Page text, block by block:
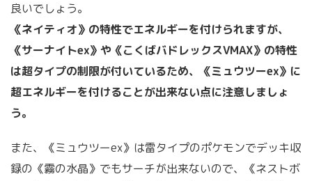
良いでしょう。
《ネイティオ》の特性でエネルギーを付けられますが、
《サーナイトex》や《こくばバドレックスVMAX》の特性
は超タイプの制限が付いているため、《ミュウツーex》に
超エネルギーを付けることが出来ない点に注意しましょ
う。
また、《ミュウツーex》は雷タイプのポケモンでデッキ収
録の《霧の水晶》でもサーチが出来ないので、《ネストボ